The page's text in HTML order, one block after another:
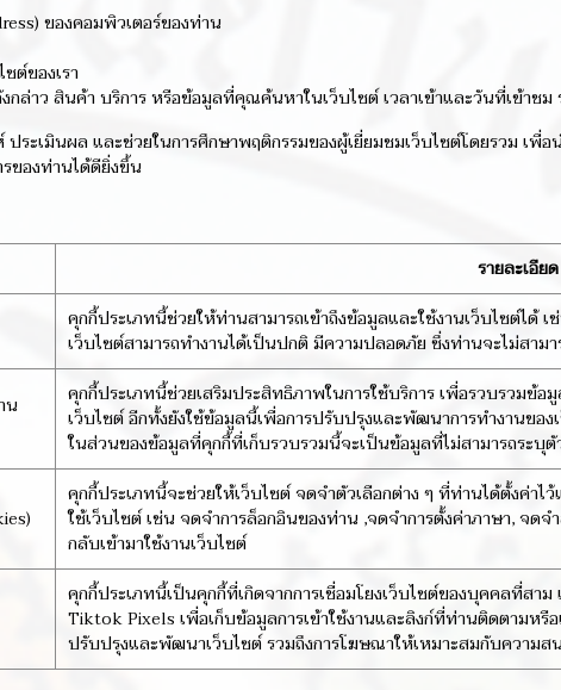
ของคอมพิวเตอร์ของท่าน
ต์ของเรา
ล่าว สินค้า บริการ หรือข้อมูลที่คุณค้นหาในเว็บไซต์ เวลาเข้าและวันที่เข้าชม
ประเมินผล และช่วยในการศึกษาพฤติกรรมของผู้เยี่ยมชมเว็บไซต์โดยรวม เ
ของท่านได้ดียิ่งขึ้น
รายละเอียด
คุกกี้ประเภทนี้ช่วยให้ท่านสามารถเข้าถึงข้อมูลและใช้งานเว็บไซต์ได้
เว็บไซต์สามารถทำงานได้เป็นปกติ มีความปลอดภัย ซึ่งท่านจะไม่สาม
น
คุกกี้ประเภทนี้ช่วยเสริมประสิทธิภาพในการใช้บริการ เพื่อรวบรวมข้อ
เว็บไซต์ อีกทั้งยังใช้ข้อมูลนี้เพื่อการปรับปรุงและพัฒนาการทำงานข
ในส่วนของข้อมูลที่คุกกี้ที่เก็บรวบรวมนี้จะเป็นข้อมูลที่ไม่สามารถระบุ
คุกกี้ประเภทนี้จะช่วยให้เว็บไซต์ จดจำตัวเลือกต่าง ๆ ที่ท่านได้ตั้งค่า
ใช้เว็บไซต์ เช่น จดจำการล็อกอินของท่าน ,จดจำการตั้งค่าภาษา, จด
กลับเข้ามาใช้งานเว็บไซต์
คุกกี้ประเภทนี้เป็นคุกกี้ที่เกิดจากการเชื่อมโยงเว็บไซต์ของบุคคลที่สา
Tiktok Pixels เพื่อเก็บข้อมูลการเข้าใช้งานและลิงก์ที่ท่านติดตามหรื
ปรับปรุงและพัฒนาเว็บไซต์ รวมถึงการโฆษณาให้เหมาะสมกับความส